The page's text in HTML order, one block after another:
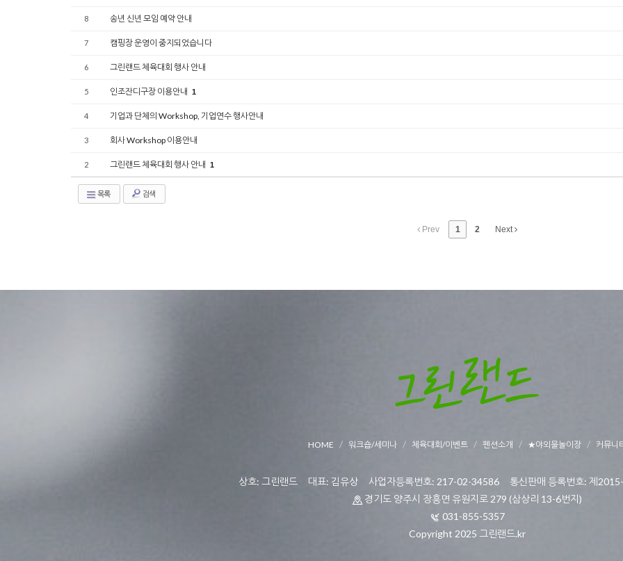
8 송년 신년 모임 예약 안내
7 캠핑장 운영이 중지되었습니다
6 그린랜드 체육대회 행사 안내
5 인조잔디구장 이용안내 1
4 기업과 단체의 Workshop, 기업연수 행사안내
3 회사 Workshop 이용안내
2 그린랜드 체육대회 행사 안내 1
목록 검색
Prev 1 2 Next
HOME 워크숍/세미나 체육대회/이벤트 펜션소개 ★야외물놀이장 커뮤니
상호: 그린랜드 대표: 김유상 사업자등록번호: 217-02-34586 통신판매 등록번호: 제
경기도 양주시 장흥면 유원지로 279 (삼상리 13-6번지)
031-855-5357
Copyright 2025 그린랜드.kr